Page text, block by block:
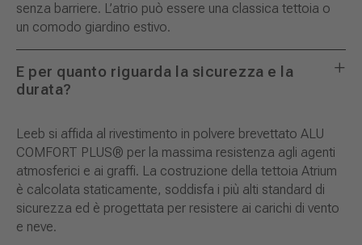
senza barriere. L’atrio può essere una classica tettoia o
un comodo giardino estivo.
E per quanto riguarda la sicurezza e la
durata?
Leeb si affida al rivestimento in polvere brevettato ALU
COMFORT PLUS® per la massima resistenza agli agenti
atmosferici e ai graffi. La costruzione della tettoia Atrium
è calcolata staticamente, soddisfa i più alti standard di
sicurezza ed è progettata per resistere ai carichi di vento
e neve.